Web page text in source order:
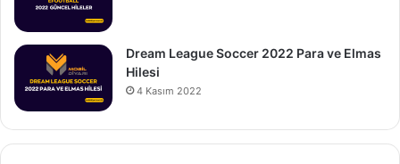
Dream League Soccer 2022 Para ve Elmas
Hilesi
4 Kasım 2022